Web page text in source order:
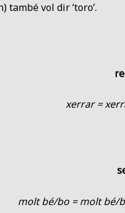
també vol dir ‘toro’.
xerrar =
molt bé/bo = molt bé/